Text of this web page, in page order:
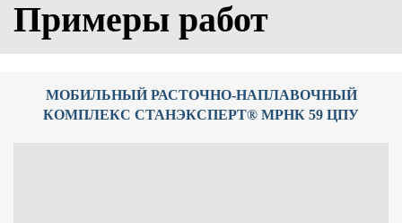
Примеры работ
МОБИЛЬНЫЙ РАСТОЧНО-НАПЛАВОЧНЫЙ
КОМПЛЕКС СТАНЭКСПЕРТ® МРНК 59 ЦПУ